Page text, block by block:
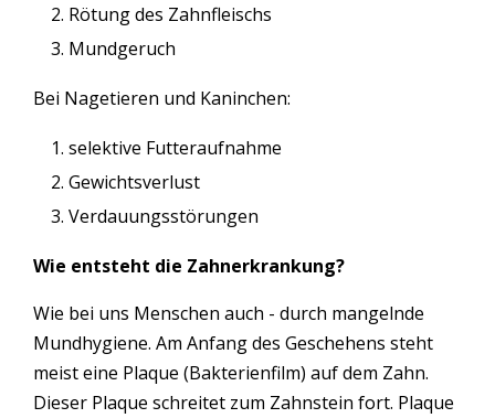
Rötung des Zahnfleischs
Mundgeruch
Bei Nagetieren und Kaninchen:
selektive Futteraufnahme
Gewichtsverlust
Verdauungsstörungen
Wie entsteht die Zahnerkrankung?
Wie bei uns Menschen auch - durch mangelnde
Mundhygiene. Am Anfang des Geschehens steht
meist eine Plaque (Bakterienfilm) auf dem Zahn.
Dieser Plaque schreitet zum Zahnstein fort. Plaque